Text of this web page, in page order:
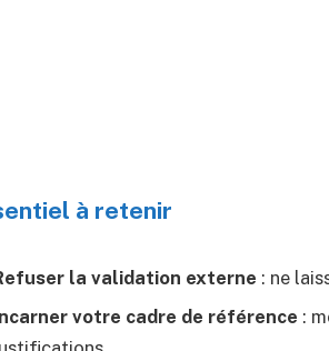
à retenir
la validation externe : ne
votre cadre de référence :